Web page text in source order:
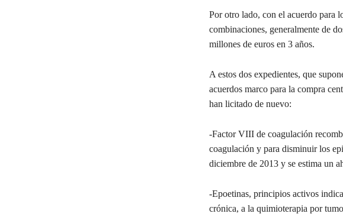
Por otro lado, con el acuerdo para
combinaciones, generalmente de
millones de euros en 3 años.
A estos dos expedientes, que
acuerdos marco para la compra
han licitado de nuevo:
-Factor VIII de coagulación
coagulación y para disminuir los
diciembre de 2013 y se estima un
-Epoetinas, principios activos
crónica, a la quimioterapia por